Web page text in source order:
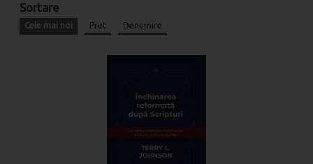
Sortare
Cele mai noi Pret Denumire